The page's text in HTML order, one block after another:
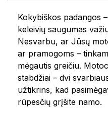
Kokybiškos padangos
keleivių saugumas
Nesvarbu, ar Jūsų
ar pramogoms –
mėgautis greičiu.
stabdžiai – dvi
užtikrins, kad
rūpesčių grįšite namo.